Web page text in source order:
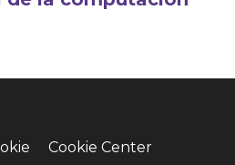
Cookie Center